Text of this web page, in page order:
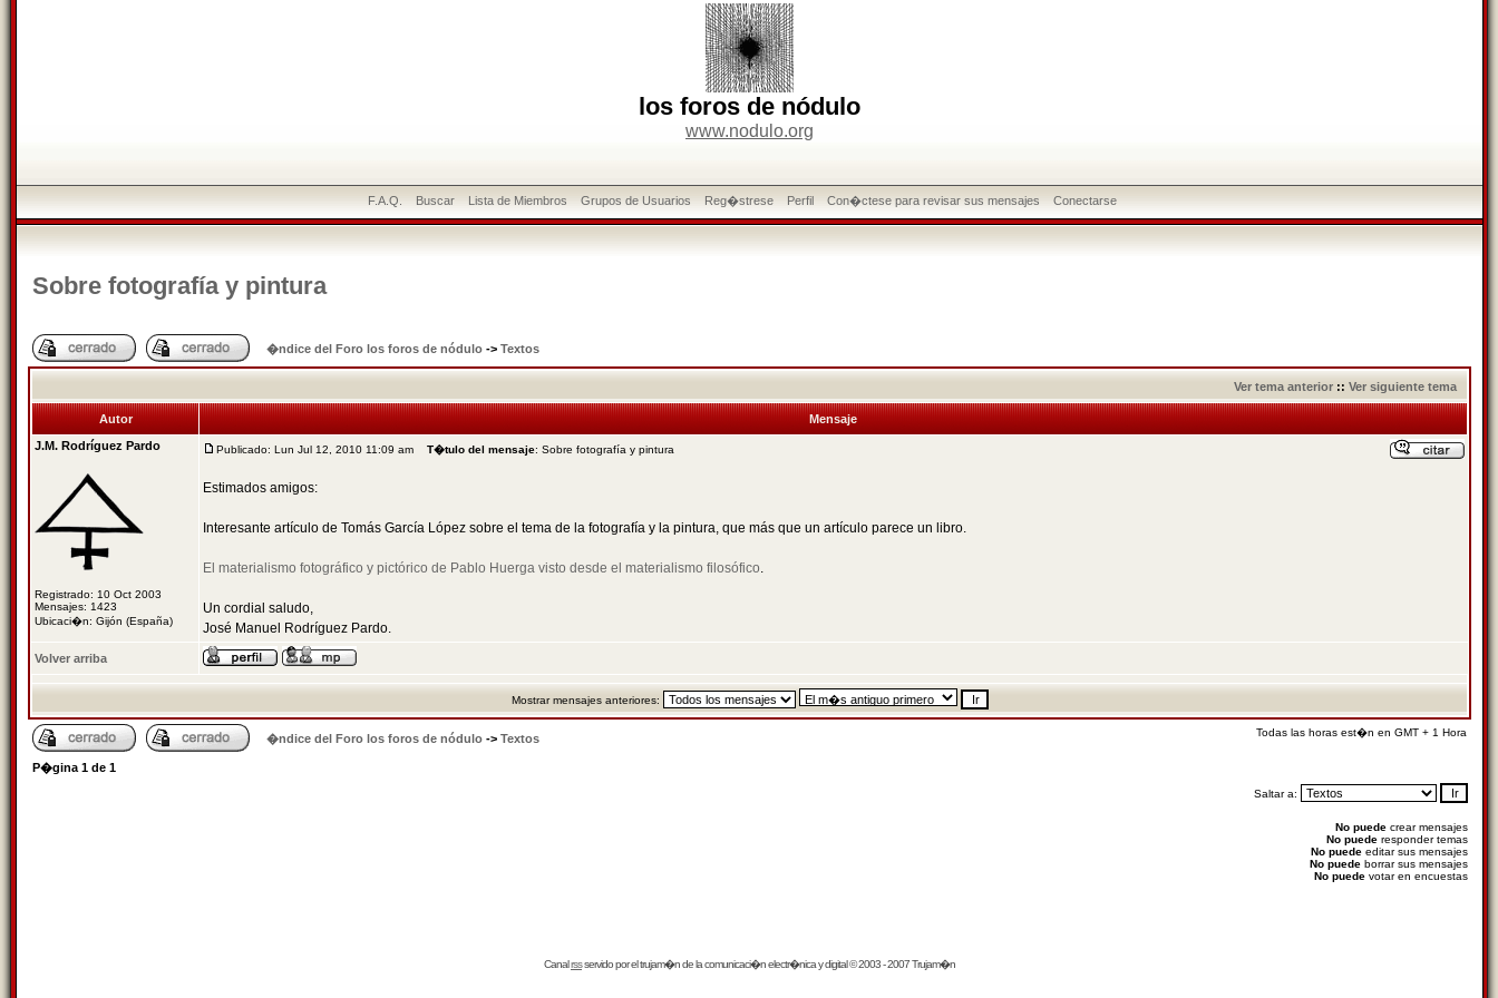
los foros de nódulo
www.nodulo.org
F.A.Q. Buscar Lista de Miembros Grupos de Usuarios Reg�strese Perfil Con�ctese para revisar sus mensajes Conectarse
Sobre fotografía y pintura
�ndice del Foro los foros de nódulo -> Textos
Ver tema anterior :: Ver siguiente tema
Autor
Mensaje
J.M. Rodríguez Pardo
Registrado: 10 Oct 2003
Mensajes: 1423
Ubicaci�n: Gijón (España)
Publicado: Lun Jul 12, 2010 11:09 am T�tulo del mensaje: Sobre fotografía y pintura
Estimados amigos:
Interesante artículo de Tomás García López sobre el tema de la fotografía y la pintura, que más que un artículo parece un libro.
El materialismo fotográfico y pictórico de Pablo Huerga visto desde el materialismo filosófico.
Un cordial saludo,
José Manuel Rodríguez Pardo.
Volver arriba
Mostrar mensajes anteriores:
�ndice del Foro los foros de nódulo -> Textos Todas las horas est�n en GMT + 1 Hora
P�gina 1 de 1
Saltar a:
No puede crear mensajes
No puede responder temas
No puede editar sus mensajes
No puede borrar sus mensajes
No puede votar en encuestas
Canalrssservido por eltrujam�nde la comunicaci�n electr�nica y digital © 2003 - 2007 Trujam�n